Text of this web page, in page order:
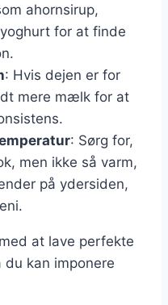
ahornsirup,
for at finde
: Hvis dejen er for
mere mælk for at
: Sørg for,
men ikke så varm,
på ydersiden,
at lave perfekte
du kan imponere